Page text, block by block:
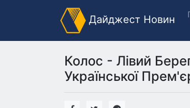
Дайджест Новин
Колос - Лівий
Української